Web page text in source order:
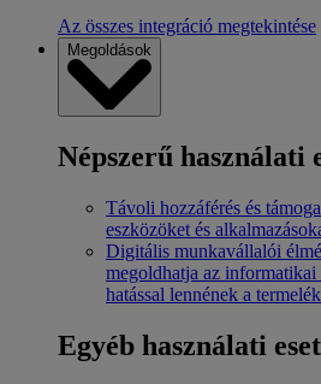
Az összes integráció megtekintése
Megoldások
Népszerű használati
Távoli hozzáférés és
eszközöket és
Digitális munkavállalói
megoldhatja az
hatással lennének a
Egyéb használati